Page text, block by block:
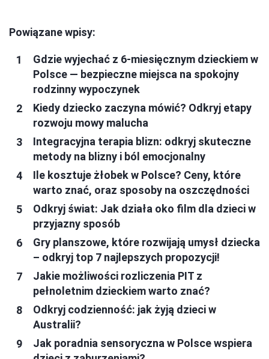
Powiązane wpisy:
Gdzie wyjechać z 6‑miesięcznym dzieckiem w
Polsce — bezpieczne miejsca na spokojny
rodzinny wypoczynek
Kiedy dziecko zaczyna mówić? Odkryj etapy
rozwoju mowy malucha
Integracyjna terapia blizn: odkryj skuteczne
metody na blizny i ból emocjonalny
Ile kosztuje żłobek w Polsce? Ceny, które
warto znać, oraz sposoby na oszczędności
Odkryj świat: Jak działa oko film dla dzieci w
przyjazny sposób
Gry planszowe, które rozwijają umysł dziecka
– odkryj top 7 najlepszych propozycji!
Jakie możliwości rozliczenia PIT z
pełnoletnim dzieckiem warto znać?
Odkryj codzienność: jak żyją dzieci w
Australii?
Jak poradnia sensoryczna w Polsce wspiera